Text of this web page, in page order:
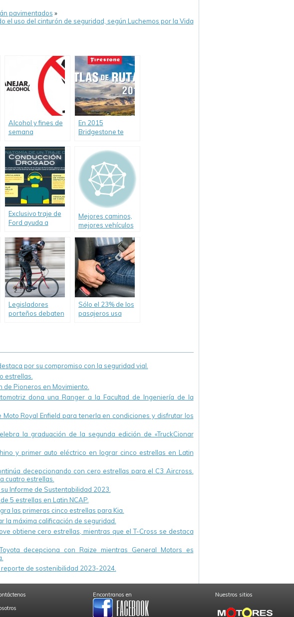
pavimentados »
el uso del cinturón de seguridad, según Luchemos por la Vida
Alcohol y fines de
semana
En 2015
Bridgestone te
su nuevo Atlas de
Rutas
Exclusivo traje de
Ford ayuda a
peligrosas
consecuencias de
conducir bajo los
efectos de las
drogas.
Mejores caminos,
mejores vehículos
peatones y
conductores.
Legisladores
porteños debaten
Sólo el 23% de los
pasajeros usa
por su compromiso con la seguridad vial.
estrellas.
Pioneros en Movimiento.
dona una Ranger a la Facultad de Ingeniería de la
Royal Enfield para tenerla en condiciones y disfrutar los
la graduación de la segunda edición de «TruckCionar
y primer auto eléctrico en lograr cinco estrellas en Latin
decepcionando con cero estrellas para el C3 Aircross.
cuatro estrellas.
Informe de Sustentabilidad 2023.
5 estrellas en Latin NCAP.
las primeras cinco estrellas para Kia.
la máxima calificación de seguridad.
obtiene cero estrellas, mientras que el T-Cross se destaca
decepciona con Raize mientras General Motors es
de sostenibilidad 2023-2024.
Encontranos en Nuestros sitios